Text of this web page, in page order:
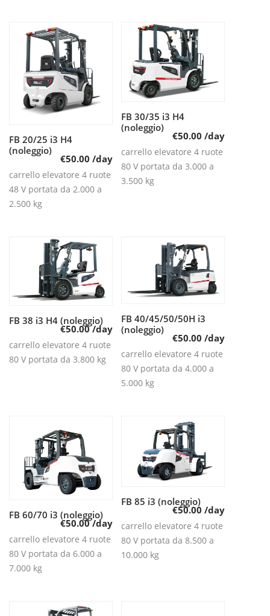
Leggi tutto
FB 20/25 i3 H4
(noleggio)
€50.00 /day
carrello elevatore 4 ruote
48 V portata da 2.000 a
2.500 kg
Leggi tutto
FB 30/35 i3 H4
(noleggio)
€50.00 /day
carrello elevatore 4 ruote
80 V portata da 3.000 a
3.500 kg
Leggi tutto
FB 38 i3 H4 (noleggio)
€50.00/day
carrello elevatore 4 ruote
80 V portata da 3.800 kg
Leggi tutto
FB 40/45/50/50H i3
(noleggio)
€50.00 /day
carrello elevatore 4 ruote
80 V portata da 4.000 a
5.000 kg
Leggi tutto
FB 60/70 i3 (noleggio)
€50.00/day
carrello elevatore 4 ruote
80 V portata da 6.000 a
7.000 kg
Leggi tutto
FB 85 i3 (noleggio)
€50.00 /day
carrello elevatore 4 ruote
80 V portata da 8.500 a
10.000 kg